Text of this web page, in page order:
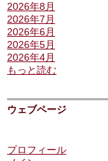
2026年8月
2026年7月
2026年6月
2026年5月
2026年4月
もっと読む
ウェブページ
プロフィール